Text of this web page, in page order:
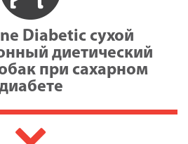
диетический
при сахарном